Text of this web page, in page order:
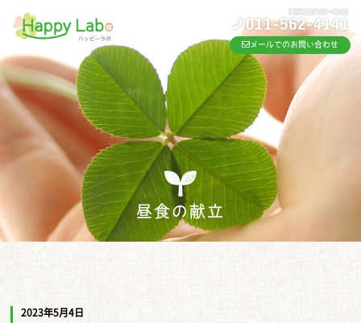
メールでのお問い合わせ
昼食の献立
2023年5月4日